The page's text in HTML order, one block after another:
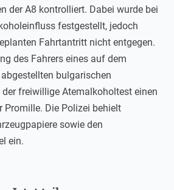
der A8 kontrolliert. Dabei wurde bei
festgestellt, jedoch
Fahrtantritt nicht entgegen.
des Fahrers eines auf dem
bulgarischen
freiwillige Atemalkoholtest einen
Promille. Die Polizei behielt
sowie den
ein.